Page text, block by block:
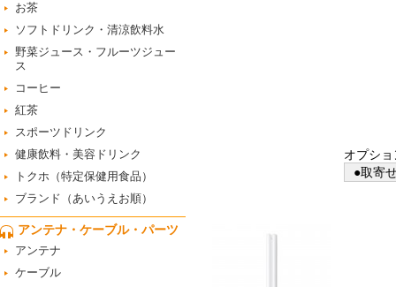
お茶
ソフトドリンク・清涼飲料水
野菜ジュース・フルーツジュー
ス
コーヒー
紅茶
スポーツドリンク
健康飲料・美容ドリンク
トクホ（特定保健用食品）
ブランド（あいうえお順）
アンテナ・ケーブル・パーツ
アンテナ
ケーブル
オプシ
●取寄